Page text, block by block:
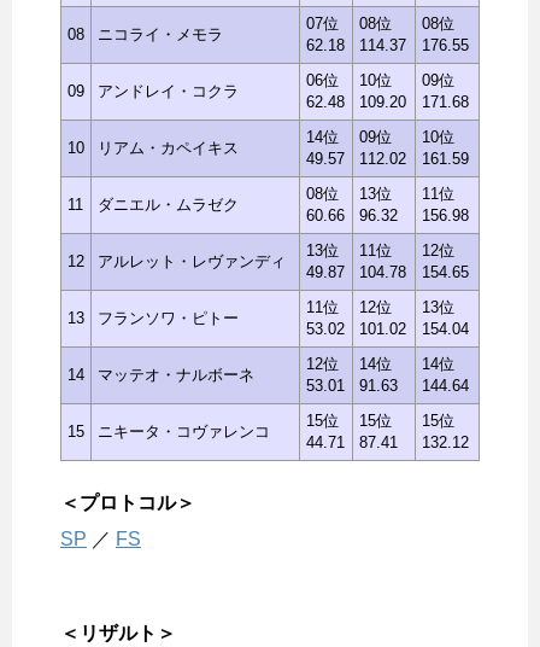
08 ニコライ・メモラ
07位
62.18
08位
114.37
08位
176.55
09 アンドレイ・コクラ
06位
62.48
10位
109.20
09位
171.68
10 リアム・カペイキス
14位
49.57
09位
112.02
10位
161.59
11 ダニエル・ムラゼク
08位
60.66
13位
96.32
11位
156.98
12 アルレット・レヴァンディ
13位
49.87
11位
104.78
12位
154.65
13 フランソワ・ピトー
11位
53.02
12位
101.02
13位
154.04
14 マッテオ・ナルボーネ
12位
53.01
14位
91.63
14位
144.64
15 ニキータ・コヴァレンコ
15位
44.71
15位
87.41
15位
132.12
＜プロトコル＞
SP ／ FS
＜リザルト＞